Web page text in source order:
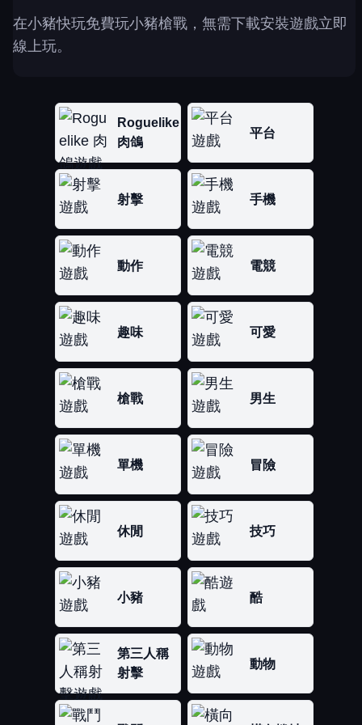
在小豬快玩免費玩小豬槍戰，無需下載安裝遊戲立即
線上玩。
Roguelike
肉鴿
平台
射擊 手機
動作 電競
趣味 可愛
槍戰 男生
單機 冒險
休閒 技巧
小豬 酷
第三人稱
射擊
動物